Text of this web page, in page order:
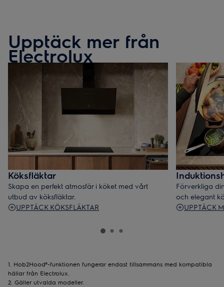
Upptäck mer från
Electrolux
Köksfläktar
Skapa en perfekt atmosfär i köket med vårt
utbud av köksfläktar.
UPPTÄCK KÖKSFLÄKTAR
Förverkliga
och elegant
UPPTÄCK
1. Hob2Hood®-funktionen fungerar endast tillsammans med kompatibla
hällar från Electrolux.
2. Gäller utvalda modeller.